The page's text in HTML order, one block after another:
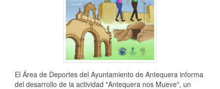
El Área de Deportes del Ayuntamiento de Antequera informa
del desarrollo de la actividad "Antequera nos Mueve", un